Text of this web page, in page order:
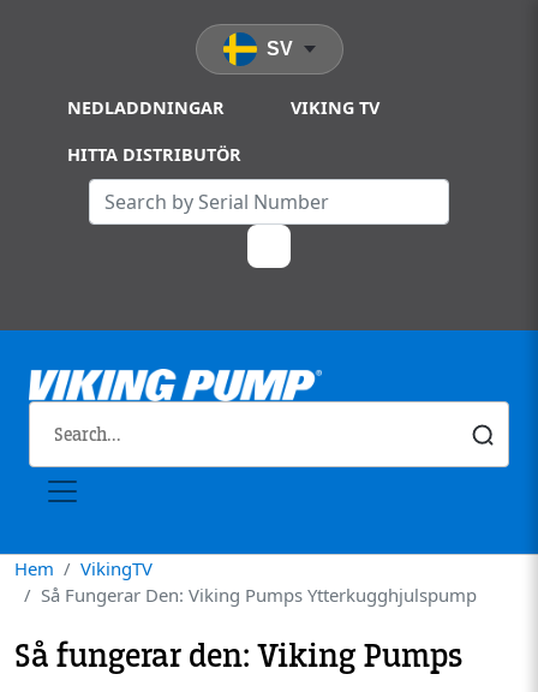
NEDLADDNINGAR VIKING TV
HITTA DISTRIBUTÖR
SV
Hem
VikingTV
Så Fungerar Den: Viking Pumps Ytterkugghjulspump
Så fungerar den: Viking Pumps